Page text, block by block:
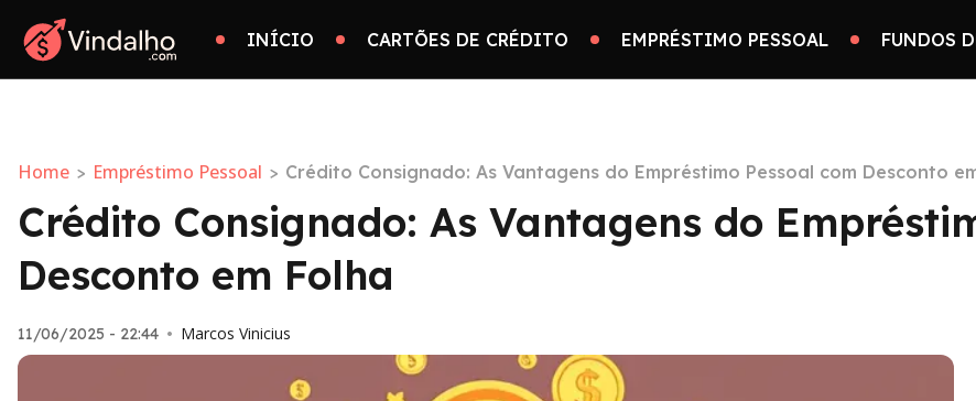
INÍCIO CARTÕES DE CRÉDITO EMPRÉSTIMO PESSOAL FUNDOS
Home > Empréstimo Pessoal > Crédito Consignado: As Vantagens do Empréstimo Pessoal com Desconto
Crédito Consignado: As Vantagens do
Desconto em Folha
11/06/2025 - 22:44 • Marcos Vinicius